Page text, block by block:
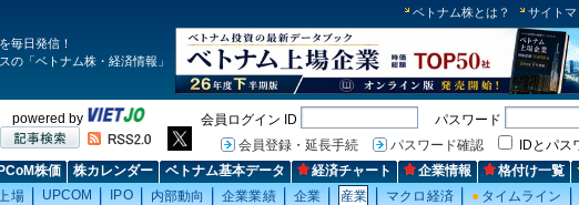
ベトナム株とは？ サイトマ
毎日発信！
の「ベトナム株・経済情報」
powered by 会員ログイン ID
パスワード
会員登録・延長手続
パスワード確認
IDとパス
株価 株カレンダー ベトナム基本データ 経済チャート 企業情報 格付け一覧
場 UPCOM IPO 内部動向 企業業績 企業 産業 マクロ経済 ● タイムライン